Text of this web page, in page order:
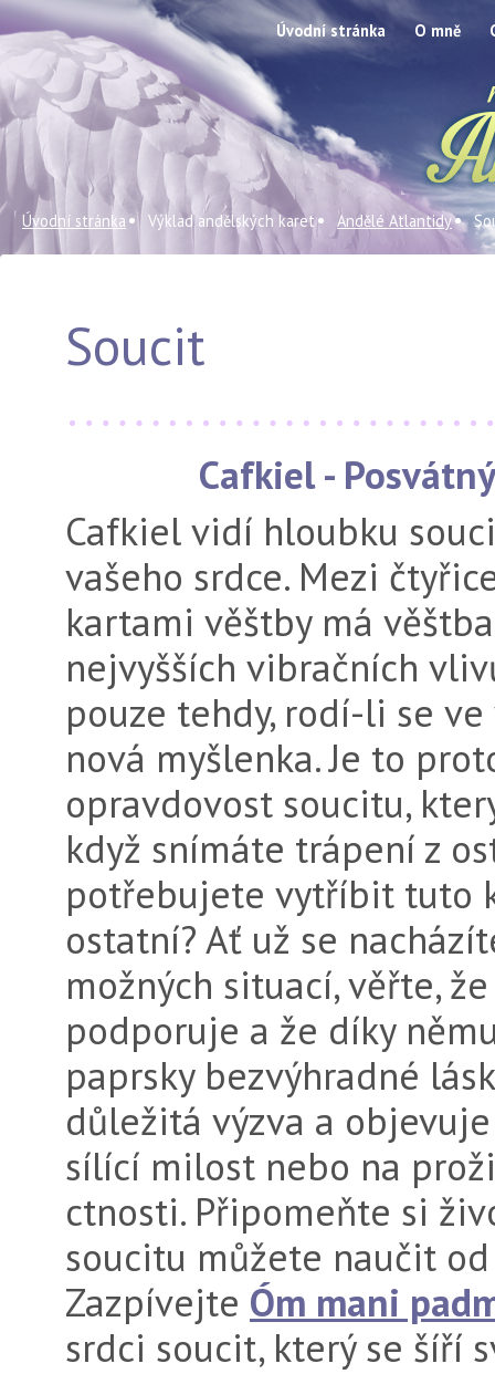
Úvodní stránka O mně
Úvodní stránka Výklad andělských karet Andělé Atlantidy
Soucit
Cafkiel -
Cafkiel vidí hloubku
vašeho srdce. Mezi
kartami věštby má
nejvyšších vibračních
pouze tehdy, rodí-li se
nová myšlenka. Je to
opravdovost soucitu,
když snímáte trápení z
potřebujete vytříbit tuto
ostatní? Ať už se
možných situací, věřte,
podporuje a že díky
paprsky bezvýhradné
důležitá výzva a
sílící milost nebo na
ctnosti. Připomeňte si
soucitu můžete naučit
Zazpívejte Óm mani
srdci soucit, který se šíří